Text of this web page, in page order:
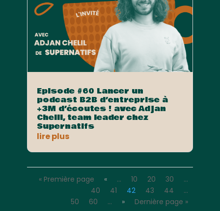
Episode #60 Lancer un
podcast B2B d’entreprise à
+3M d’écoutes ! avec Adjan
Chelil, team leader chez
Supernatifs
lire plus
« Première page « … 10 20 30
…
40
41 42 43 44
…
50
60 … » Dernière page »